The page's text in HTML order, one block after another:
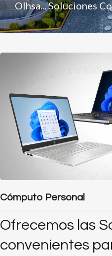
Olhsa... Soluciones
Cómputo Personal
Ofrecemos las
convenientes